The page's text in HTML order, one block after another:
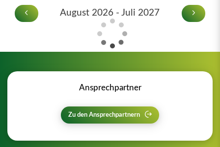
August 2026 - Juli 2027
Ansprechpartner
Zu den Ansprechpartnern